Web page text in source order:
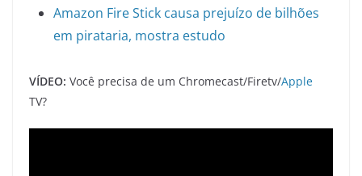
Amazon Fire Stick causa prejuízo de bilhões
em pirataria, mostra estudo
VÍDEO: Você precisa de um Chromecast/Firetv/Apple
TV?